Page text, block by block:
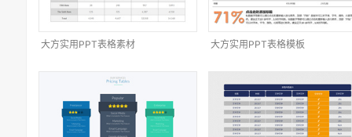
大方实用PPT表格素材 大方实用PPT表格模板